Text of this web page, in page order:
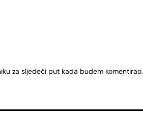
za sljedeći put kada budem komentirao.